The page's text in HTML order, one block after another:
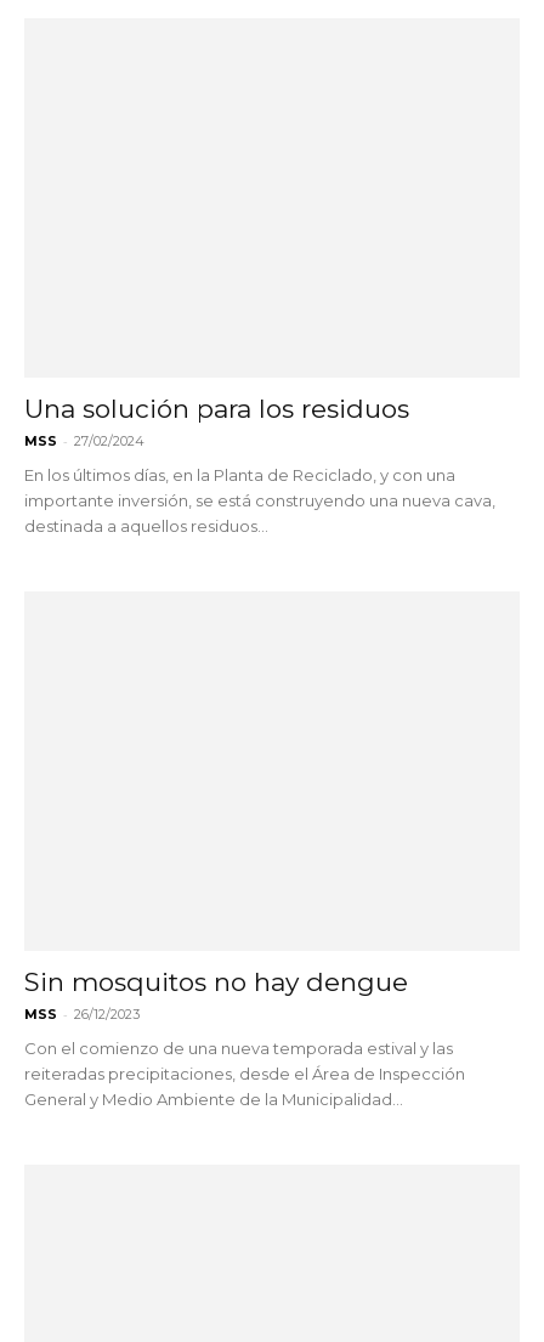
Una solución para los residuos
MSS - 27/02/2024
En los últimos días, en la Planta de Reciclado, y con una
importante inversión, se está construyendo una nueva cava,
destinada a aquellos residuos...
Sin mosquitos no hay dengue
MSS - 26/12/2023
Con el comienzo de una nueva temporada estival y las
reiteradas precipitaciones, desde el Área de Inspección
General y Medio Ambiente de la Municipalidad...